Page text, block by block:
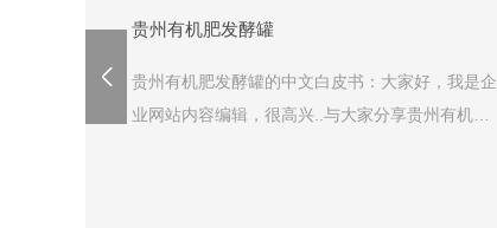
贵州有机肥发酵罐
贵州有机肥发酵罐的中文白皮书：大家好，我是企
业网站内容编辑，很高兴..与大家分享贵州有机肥